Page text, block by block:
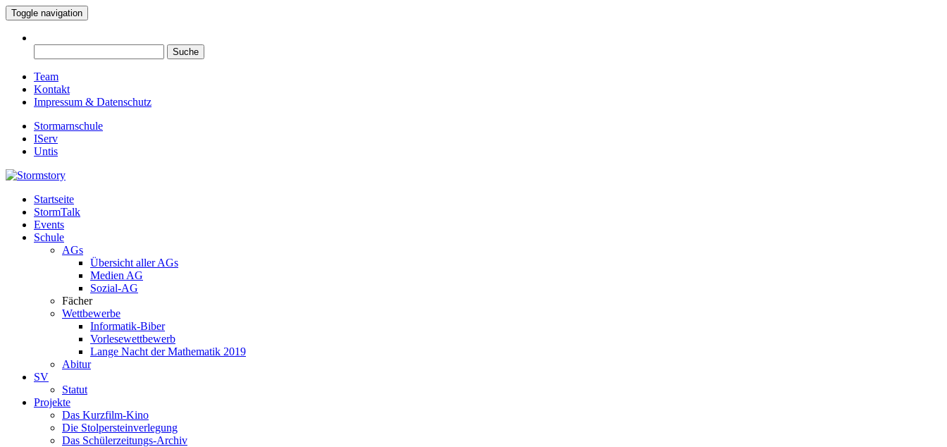
Toggle navigation
nach:
Team
Kontakt
Impressum & Datenschutz
Stormarnschule
IServ
Untis
Stormstory
Eure digitale Schülerzeitung
Startseite
StormTalk
Events
Schule
AGs
Übersicht aller AGs
Medien AG
Sozial-AG
Fächer
Wettbewerbe
Informatik-Biber
Vorlesewettbewerb
Lange Nacht der Mathematik 2019
Abitur
SV
Statut
Projekte
Das Kurzfilm-Kino
Die Stolpersteinverlegung
Das Schülerzeitungs-Archiv